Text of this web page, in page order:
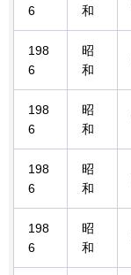
6
和
198
6
昭
和
198
6
昭
和
198
6
昭
和
198
6
昭
和